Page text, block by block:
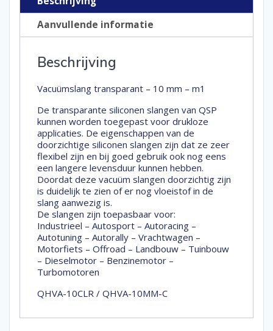
Aanvullende informatie
Beschrijving
Vacuümslang transparant – 10 mm – m1
De transparante siliconen slangen van QSP
kunnen worden toegepast voor drukloze
applicaties. De eigenschappen van de
doorzichtige siliconen slangen zijn dat ze zeer
flexibel zijn en bij goed gebruik ook nog eens
een langere levensduur kunnen hebben.
Doordat deze vacuüm slangen doorzichtig zijn
is duidelijk te zien of er nog vloeistof in de
slang aanwezig is.
De slangen zijn toepasbaar voor:
Industrieel – Autosport – Autoracing –
Autotuning – Autorally – Vrachtwagen –
Motorfiets – Offroad – Landbouw – Tuinbouw
– Dieselmotor – Benzinemotor –
Turbomotoren
QHVA-10CLR / QHVA-10MM-C